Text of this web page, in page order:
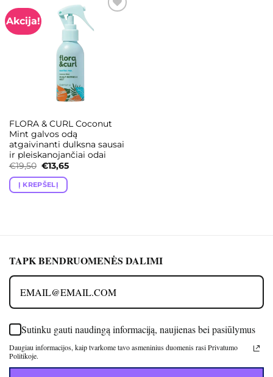
Akcija!
FLORA & CURL Coconut
Mint galvos odą
atgaivinanti dulksna sausai
ir pleiskanojančiai odai
€19,50 Original
price
was:
€19,50.
€13,65Current
Į KREPŠELĮ
TAPK BENDRUOMENĖS DALIMI
Sutinku gauti naudingą informaciją, naujienas bei pasiūlymus
Daugiau informacijos, kaip tvarkome tavo asmeninius duomenis rasi Privatumo
Politikoje.